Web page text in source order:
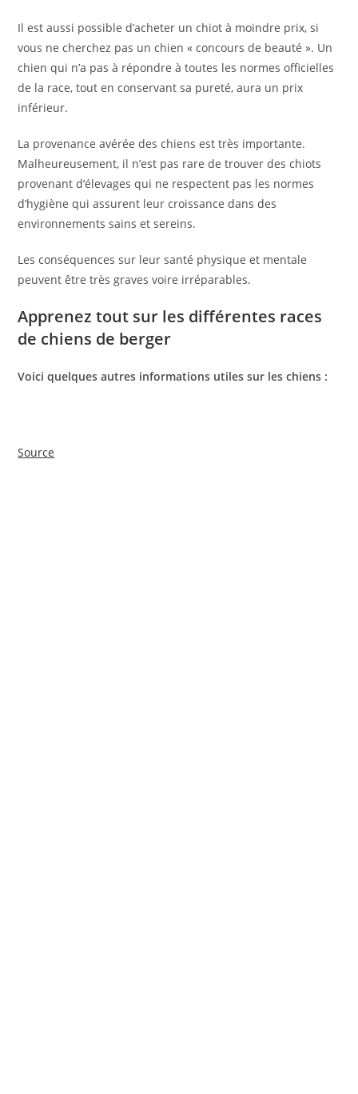
Il est aussi possible d’acheter un chiot à moindre prix, si
vous ne cherchez pas un chien « concours de beauté ». Un
chien qui n’a pas à répondre à toutes les normes officielles
de la race, tout en conservant sa pureté, aura un prix
inférieur.
La provenance avérée des chiens est très importante.
Malheureusement, il n’est pas rare de trouver des chiots
provenant d’élevages qui ne respectent pas les normes
d’hygiène qui assurent leur croissance dans des
environnements sains et sereins.
Les conséquences sur leur santé physique et mentale
peuvent être très graves voire irréparables.
Apprenez tout sur les différentes races
de chiens de berger
Voici quelques autres informations utiles sur les chiens :
Source